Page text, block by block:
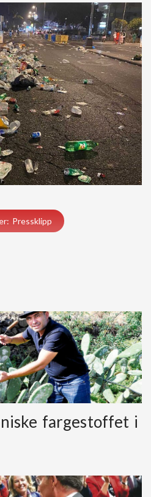
Pressklipp
fargestoffet i